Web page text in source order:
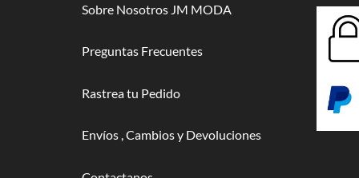
Sobre Nosotros JM MODA
Preguntas Frecuentes
Rastrea tu Pedido
Envíos , Cambios y Devoluciones